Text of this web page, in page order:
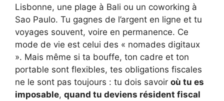
Lisbonne, une plage à Bali ou un coworking à
Sao Paulo. Tu gagnes de l’argent en ligne et tu
voyages souvent, voire en permanence. Ce
mode de vie est celui des « nomades digitaux
». Mais même si ta bouffe, ton cadre et ton
portable sont flexibles, tes obligations fiscales
ne le sont pas toujours : tu dois savoir où tu es
imposable, quand tu deviens résident fiscal